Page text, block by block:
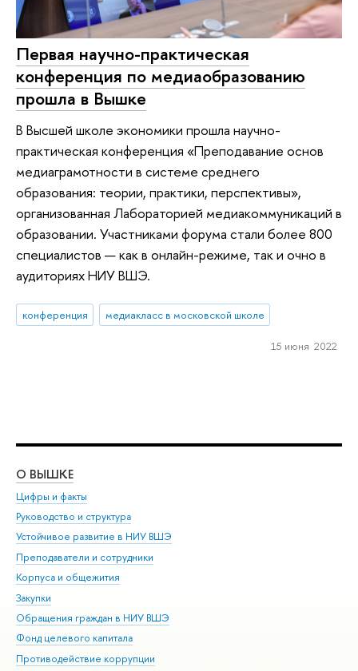
Первая научно-практическая
конференция по медиаобразованию
прошла в Вышке
В Высшей школе экономики прошла научно-
практическая конференция «Преподавание основ
медиаграмотности в системе среднего
образования: теории, практики, перспективы»,
организованная Лабораторией медиакоммуникаций в
образовании. Участниками форума стали более 800
специалистов — как в онлайн-режиме, так и очно в
аудиториях НИУ ВШЭ.
конференция медиакласс в московской школе
15 июня 2022
О ВЫШКЕ
Цифры и факты
Руководство и структура
Устойчивое развитие в НИУ ВШЭ
Преподаватели и сотрудники
Корпуса и общежития
Закупки
Обращения граждан в НИУ ВШЭ
Фонд целевого капитала
Противодействие коррупции